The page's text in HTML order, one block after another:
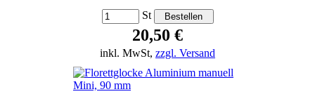
St
20,50 €
inkl. MwSt, zzgl. Versand